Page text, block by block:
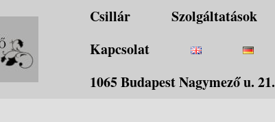
Csillár Szolgáltatások
Kapcsolat
1065 Budapest Nagymező u. 21.